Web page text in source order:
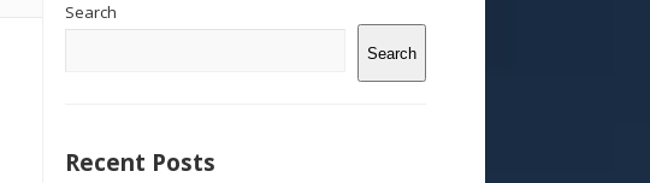
Sidebar
Search
Search
Recent Posts